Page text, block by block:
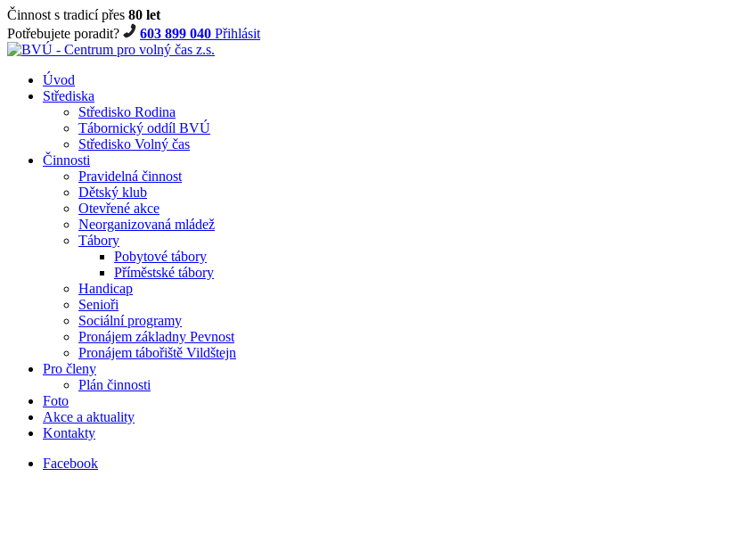
Činnost s tradicí přes 80 let
Potřebujete poradit?
603 899 040 Přihlásit
Úvod
Střediska
Středisko Rodina
Tábornický oddíl BVÚ
Středisko Volný čas
Činnosti
Pravidelná činnost
Dětský klub
Otevřené akce
Neorganizovaná mládež
Tábory
Pobytové tábory
Příměstské tábory
Handicap
Senioři
Sociální programy
Pronájem základny Pevnost
Pronájem tábořiště Vildštejn
Pro členy
Plán činnosti
Foto
Akce a aktuality
Kontakty
Facebook